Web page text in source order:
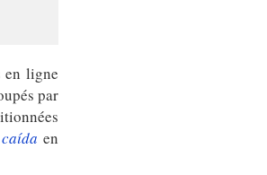
en ligne
par
caída en